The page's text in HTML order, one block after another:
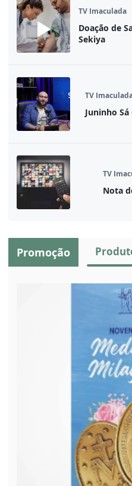
TV Imaculada
Doação de
Sekiya
TV
Juninho
TV
Nota
Promoção